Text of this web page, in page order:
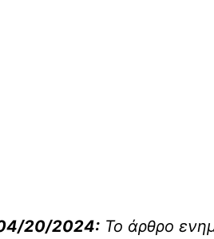
20/2024: Το άρθρο